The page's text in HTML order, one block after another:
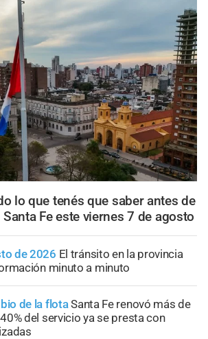
lo que tenés que saber antes de
Fe este viernes 7 de agosto
de 2026 El tránsito en la provincia
minuto a minuto
de la flotaSanta Fe renovó más de
del servicio ya se presta con